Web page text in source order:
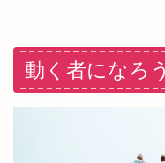
動く者になろ